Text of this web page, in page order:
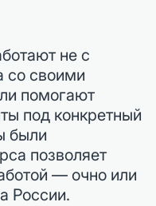
не с
со своими
помогают
под конкретный
были
позволяет
— очно или
России.